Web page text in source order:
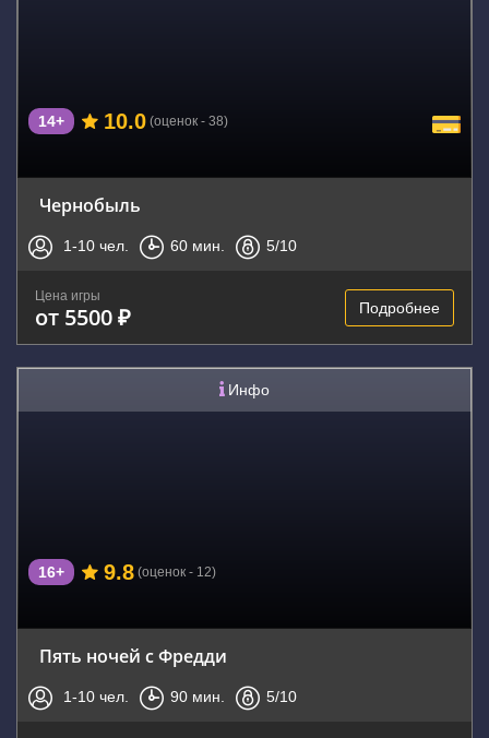
14+ 10.0 (оценок - 38)
Чернобыль
1-10 чел. 60 мин. 5/10
Цена игры
от 5500 ₽ Подробнее
Инфо
16+ 9.8 (оценок - 12)
Пять ночей с Фредди
1-10 чел. 90 мин. 5/10